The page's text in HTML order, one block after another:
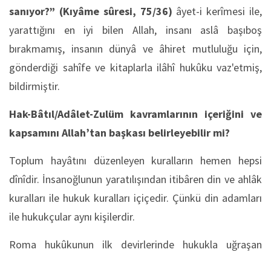
sanıyor?” (Kıyâme sûresi, 75/36) âyet-i kerîmesi ile,
yarattığını en iyi bilen Allah, insanı aslâ başıboş
bırakmamış, insanın dünyâ ve âhiret mutluluğu için,
gönderdiği sahîfe ve kitaplarla ilâhî hukûku vaz'etmiş,
bildirmiştir.
Hak-Bâtıl/Adâlet-Zulüm kavramlarının içeriğini ve
kapsamını Allah’tan başkası belirleyebilir mi?
Toplum hayâtını düzenleyen kuralların hemen hepsi
dînîdir. İnsanoğlunun yaratılışından itibâren din ve ahlâk
kuralları ile hukuk kuralları içiçedir. Çünkü din adamları
ile hukukçular aynı kişilerdir.
Roma hukûkunun ilk devirlerinde hukukla uğraşan